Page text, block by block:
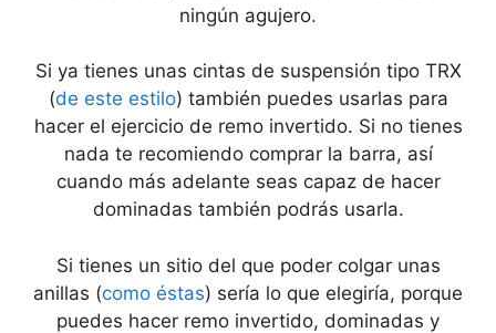
ningún agujero.
Si ya tienes unas cintas de suspensión tipo TRX
(de este estilo) también puedes usarlas para
hacer el ejercicio de remo invertido. Si no tienes
nada te recomiendo comprar la barra, así
cuando más adelante seas capaz de hacer
dominadas también podrás usarla.
Si tienes un sitio del que poder colgar unas
anillas (como éstas) sería lo que elegiría, porque
puedes hacer remo invertido, dominadas y